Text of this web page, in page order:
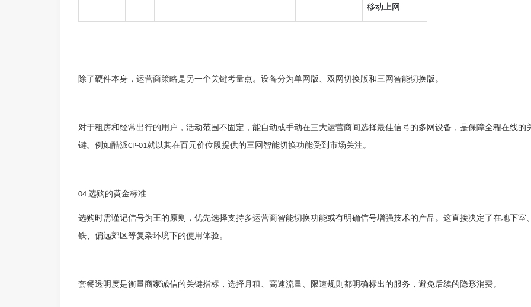
移动上网
除了硬件本身，运营商策略是另一个关键考量点。设备分为单网版、双网切换版和三网智能切换版。
对于租房和经常出行的用户，活动范围不固定，能自动或手动在三大运营商间选择最佳信号的多网设备，是保障全程在线的
键。例如酷派CP-01就以其在百元价位段提供的三网智能切换功能受到市场关注。
04 选购的黄金标准
选购时需谨记信号为王的原则，优先选择支持多运营商智能切换功能或有明确信号增强技术的产品。这直接决定了在地下室
铁、偏远郊区等复杂环境下的使用体验。
套餐透明度是衡量商家诚信的关键指标，选择月租、高速流量、限速规则都明确标出的服务，避免后续的隐形消费。